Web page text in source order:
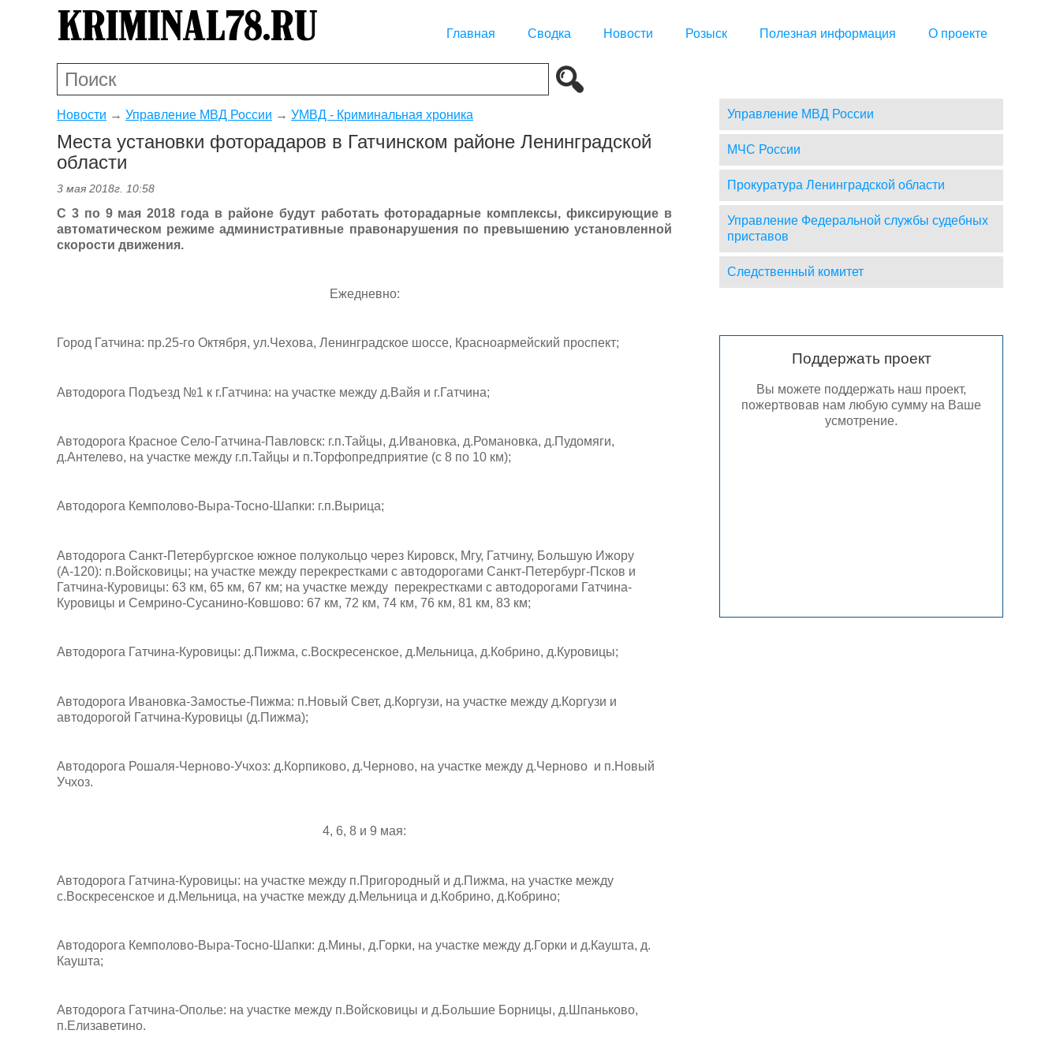
Главная Сводка Новости Розыск Полезная информация О проекте
Новости → Управление МВД России → УМВД - Криминальная хроника
Места установки фоторадаров в Гатчинском районе Ленинградской
области
3 мая 2018г. 10:58
C 3 по 9 мая 2018 года в районе будут работать фоторадарные комплексы, фиксирующие в
автоматическом режиме административные правонарушения по превышению установленной
скорости движения.
Ежедневно:
Город Гатчина: пр.25-го Октября, ул.Чехова, Ленинградское шоссе, Красноармейский проспект;
Автодорога Подъезд №1 к г.Гатчина: на участке между д.Вайя и г.Гатчина;
Автодорога Красное Село-Гатчина-Павловск: г.п.Тайцы, д.Ивановка, д.Романовка, д.Пудомяги,
д.Антелево, на участке между г.п.Тайцы и п.Торфопредприятие (с 8 по 10 км);
Автодорога Кемполово-Выра-Тосно-Шапки: г.п.Вырица;
Автодорога Санкт-Петербургское южное полукольцо через Кировск, Мгу, Гатчину, Большую Ижору
(А-120): п.Войсковицы; на участке между перекрестками с автодорогами Санкт-Петербург-Псков и
Гатчина-Куровицы: 63 км, 65 км, 67 км; на участке между перекрестками с автодорогами Гатчина-
Куровицы и Семрино-Сусанино-Ковшово: 67 км, 72 км, 74 км, 76 км, 81 км, 83 км;
Автодорога Гатчина-Куровицы: д.Пижма, с.Воскресенское, д.Мельница, д.Кобрино, д.Куровицы;
Автодорога Ивановка-Замостье-Пижма: п.Новый Свет, д.Коргузи, на участке между д.Коргузи и
автодорогой Гатчина-Куровицы (д.Пижма);
Автодорога Рошаля-Черново-Учхоз: д.Корпиково, д.Черново, на участке между д.Черново и п.Новый
Учхоз.
4, 6, 8 и 9 мая:
Автодорога Гатчина-Куровицы: на участке между п.Пригородный и д.Пижма, на участке между
с.Воскресенское и д.Мельница, на участке между д.Мельница и д.Кобрино, д.Кобрино;
Автодорога Кемполово-Выра-Тосно-Шапки: д.Мины, д.Горки, на участке между д.Горки и д.Каушта, д.
Каушта;
Автодорога Гатчина-Ополье: на участке между п.Войсковицы и д.Большие Борницы, д.Шпаньково,
п.Елизаветино.
Управление МВД России
МЧС России
Прокуратура Ленинградской области
Управление Федеральной службы судебных
приставов
Следственный комитет
Поддержать проект
Вы можете поддержать наш проект,
пожертвовав нам любую сумму на Ваше
усмотрение.